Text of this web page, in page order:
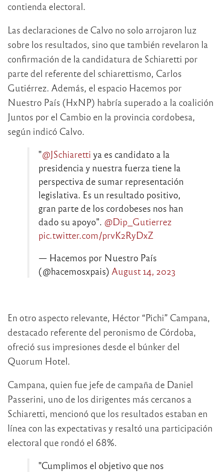
contienda electoral.
Las declaraciones de Calvo no solo arrojaron luz
sobre los resultados, sino que también revelaron la
confirmación de la candidatura de Schiaretti por
parte del referente del schiarettismo, Carlos
Gutiérrez. Además, el espacio Hacemos por
Nuestro País (HxNP) habría superado a la coalición
Juntos por el Cambio en la provincia cordobesa,
según indicó Calvo.
"@JSchiaretti ya es candidato a la
presidencia y nuestra fuerza tiene la
perspectiva de sumar representación
legislativa. Es un resultado positivo,
gran parte de los cordobeses nos han
dado su apoyo". @Dip_Gutierrez
pic.twitter.com/prvK2RyDxZ
— Hacemos por Nuestro País
(@hacemosxpais) August 14, 2023
En otro aspecto relevante, Héctor “Pichi” Campana,
destacado referente del peronismo de Córdoba,
ofreció sus impresiones desde el búnker del
Quorum Hotel.
Campana, quien fue jefe de campaña de Daniel
Passerini, uno de los dirigentes más cercanos a
Schiaretti, mencionó que los resultados estaban en
línea con las expectativas y resaltó una participación
electoral que rondó el 68%.
"Cumplimos el objetivo que nos